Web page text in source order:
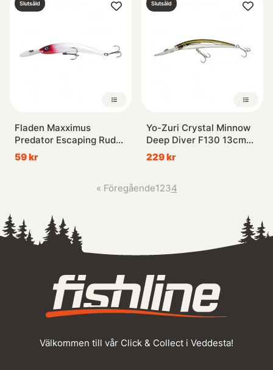
Slutsåld
Fladen Maxximus
Predator Escaping Rudd
110mm 16g
59 kr
Slutsåld
Yo-Zuri Crystal Minnow
Deep Diver F130 13cm
24g
229 kr
« Föregående1234
Välkommen till vår Click & Collect i Veddesta!